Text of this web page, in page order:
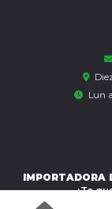
Lun
IMPORTADORA
¿Te